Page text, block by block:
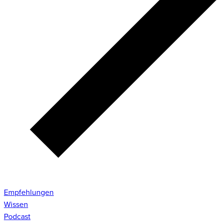
Empfehlungen
Wissen
Podcast